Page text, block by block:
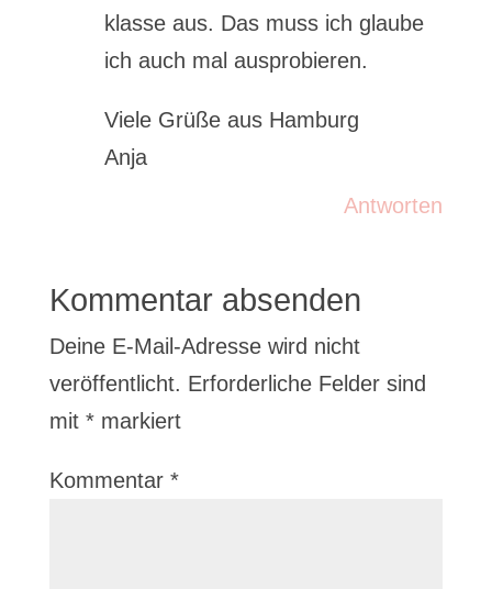
klasse aus. Das muss ich glaube
ich auch mal ausprobieren.
Viele Grüße aus Hamburg
Anja
Antworten
Kommentar absenden
Deine E-Mail-Adresse wird nicht
veröffentlicht. Erforderliche Felder sind
mit *markiert
Kommentar *